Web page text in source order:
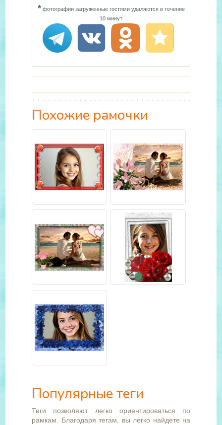
*фотографии загруженные гостями удаляются в течение
10 минут
Похожие рамочки
Популярные теги
Теги позволяют легко ориентироваться по
рамкам. Благодаря тегам, вы легко найдете на